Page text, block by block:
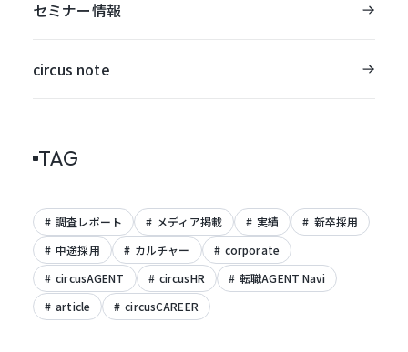
セミナー情報
circus note
TAG
調査レポート メディア掲載 実績
新卒採用
中途採用
カルチャー
corporate
circusAGENT
circusHR
転職AGENT Navi
article
circusCAREER